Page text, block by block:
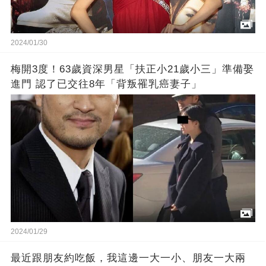
2024/01/30
梅開3度！63歲資深男星「扶正小21歲小三」準備娶
進門 認了已交往8年「背叛罹乳癌妻子」
2024/01/29
最近跟朋友約吃飯，我這邊一大一小、朋友一大兩